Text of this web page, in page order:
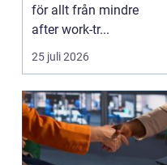
för allt från mindre
after work-tr...
25 juli 2026